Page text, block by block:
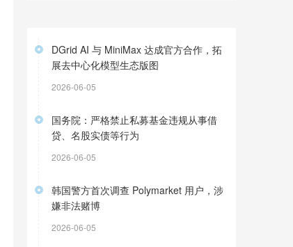
DGrid AI 与 MiniMax 达成官方合作，拓
展去中心化模型生态版图
2026-06-05
国务院：严格禁止私募基金违规从事借
贷、名股实债等行为
2026-06-05
韩国警方首次调查 Polymarket 用户，涉
嫌非法赌博
2026-06-05